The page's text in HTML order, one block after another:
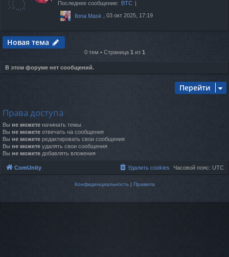
Последнее сообщение: BTC
Ilona Mask , 03 окт 2025, 17:19
Новая тема
0 тем • Страница 1 из 1
В этом форуме нет сообщений.
Перейти
Права доступа
Вы не можете начинать темы
Вы не можете отвечать на сообщения
Вы не можете редактировать свои сообщения
Вы не можете удалять свои сообщения
Вы не можете добавлять вложения
ComUnity Часовой пояс: UTC
Удалить cookies
Конфиденциальность| Правила